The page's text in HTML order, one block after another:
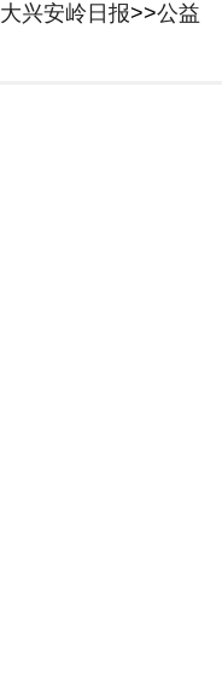
大兴安岭日报>>公益